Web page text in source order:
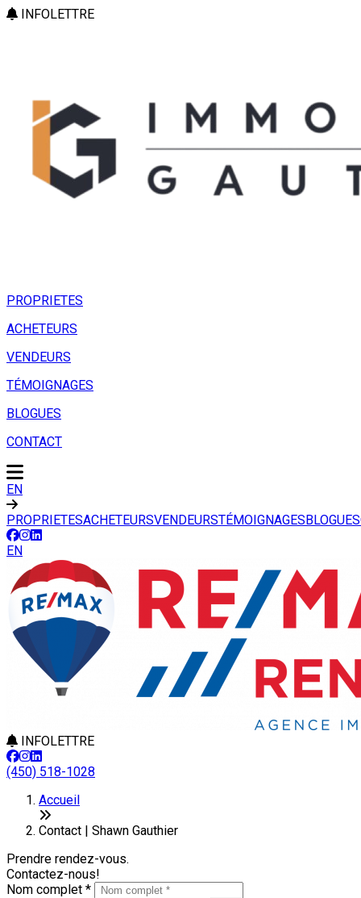
INFOLETTRE
PROPRIETES
ACHETEURS
VENDEURS
TÉMOIGNAGES
BLOGUES
CONTACT
EN
PROPRIETESACHETEURSVENDEURSTÉMOIGNAGESBLOGUES
EN
INFOLETTRE
(450) 518-1028
Accueil
Contact | Shawn Gauthier
Prendre rendez-vous.
Contactez-nous!
Nom complet *